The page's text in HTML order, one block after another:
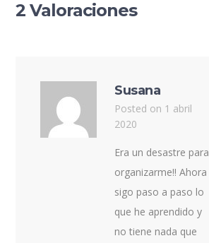
2 Valoraciones
Susana
Posted on 1 abril
2020
Era un desastre para
organizarme!! Ahora
sigo paso a paso lo
que he aprendido y
no tiene nada que